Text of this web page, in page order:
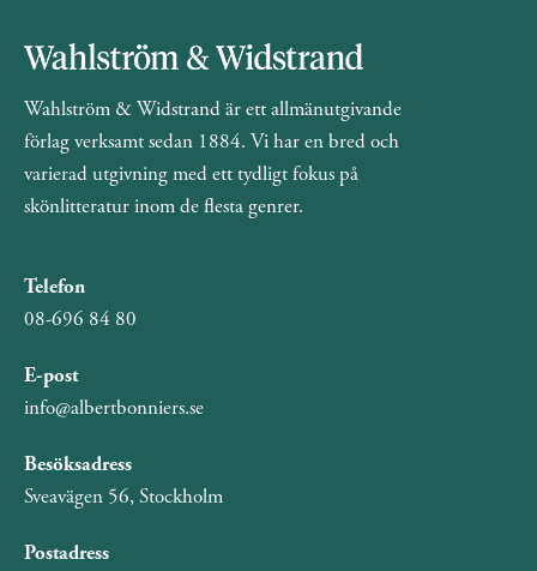
Wahlström & Widstrand är ett allmänutgivande
förlag verksamt sedan 1884. Vi har en bred och
varierad utgivning med ett tydligt fokus på
skönlitteratur inom de flesta genrer.
Telefon
08-696 84 80
E-post
info@albertbonniers.se
Besöksadress
Sveavägen 56, Stockholm
Postadress